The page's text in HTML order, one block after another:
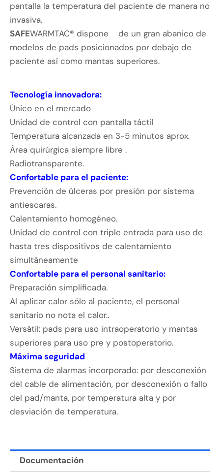
pantalla la temperatura del paciente de manera no
invasiva.
SAFEWARMTAC® dispone de un gran abanico de
modelos de pads posicionados por debajo de
paciente así como mantas superiores.
Tecnología innovadora:
Único en el mercado
Unidad de control con pantalla táctil
Temperatura alcanzada en 3-5 minutos aprox.
Área quirúrgica siempre libre .
Radiotransparente.
Confortable para el paciente:
Prevención de úlceras por presión por sistema
antiescaras.
Calentamiento homogéneo.
Unidad de control con triple entrada para uso de
hasta tres dispositivos de calentamiento
simultáneamente
Confortable para el personal sanitario:
Preparación simplificada.
Al aplicar calor sólo al paciente, el personal
sanitario no nota el calor..
Versátil: pads para uso intraoperatorio y mantas
superiores para uso pre y postoperatorio.
Máxima seguridad
Sistema de alarmas incorporado: por desconexión
del cable de alimentación, por desconexión o fallo
del pad/manta, por temperatura alta y por
desviación de temperatura.
Documentación